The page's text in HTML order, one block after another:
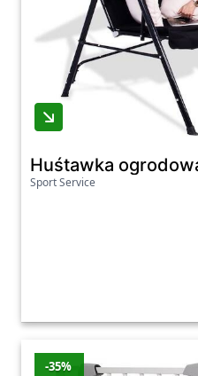
Huśtawka
Sport Service
-35%